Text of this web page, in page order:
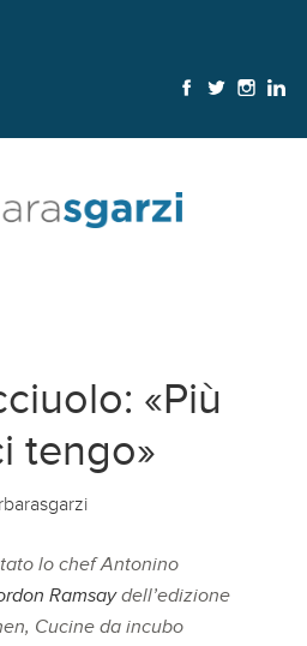
«Più
tengo»
lo chef Antonino
Ramsaydell’edizione
Cucine da incubo